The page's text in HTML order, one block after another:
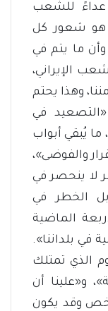
للشعب
هو شعور كل
وأن ما يتم في
الإيراني،
وهذا يحتم
في
يُبقي أبواب
والفوضى»،
لا ينحصر في
بل الخطر في
الماضية
في بلداننا».
الذي تمتلك
و«علينا أن
وقد يكون